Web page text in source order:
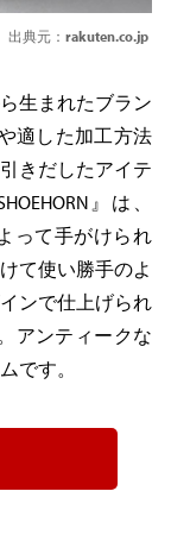
出典元： rakuten.co.jp
生まれたブラン
適した加工方法
きだしたアイテ
』は、
って手がけられ
て使い勝手のよ
ンで仕上げられ
アンティークな
です。